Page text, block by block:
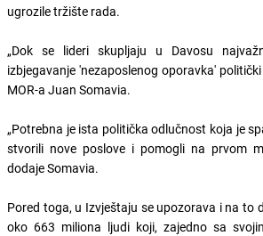
ugrozile tržište rada.
„Dok se lideri skupljaju u Davosu
izbjegavanje 'nezaposlenog oporavka'
MOR-a Juan Somavia.
„Potrebna je ista politička odlučnost koja je
stvorili nove poslove i pomogli na prvom
dodaje Somavia.
Pored toga, u Izvještaju se upozorava i na to
oko 663 miliona ljudi koji, zajedno sa